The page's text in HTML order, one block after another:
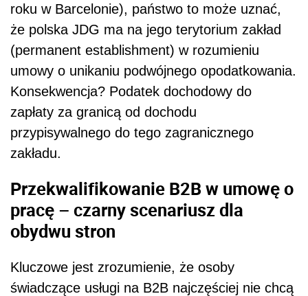
roku w Barcelonie), państwo to może uznać,
że polska JDG ma na jego terytorium zakład
(permanent establishment) w rozumieniu
umowy o unikaniu podwójnego opodatkowania.
Konsekwencja? Podatek dochodowy do
zapłaty za granicą od dochodu
przypisywalnego do tego zagranicznego
zakładu.
Przekwalifikowanie B2B w umowę o
pracę – czarny scenariusz dla
obydwu stron
Kluczowe jest zrozumienie, że osoby
świadczące usługi na B2B najczęściej nie chcą